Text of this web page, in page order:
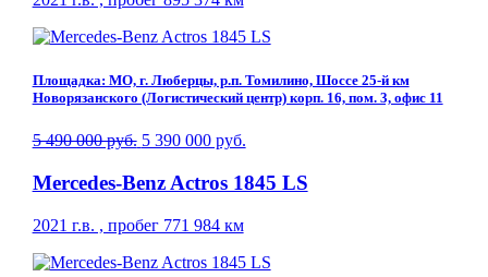
Площадка: МО, г. Люберцы, р.п. Томилино, Шоссе 25-й км
Новорязанского (Логистический центр) корп. 16, пом. 3, офис 11
5 490 000 руб. 5 390 000 руб.
Mercedes-Benz Actros 1845 LS
2021 г.в. , пробег 771 984 км